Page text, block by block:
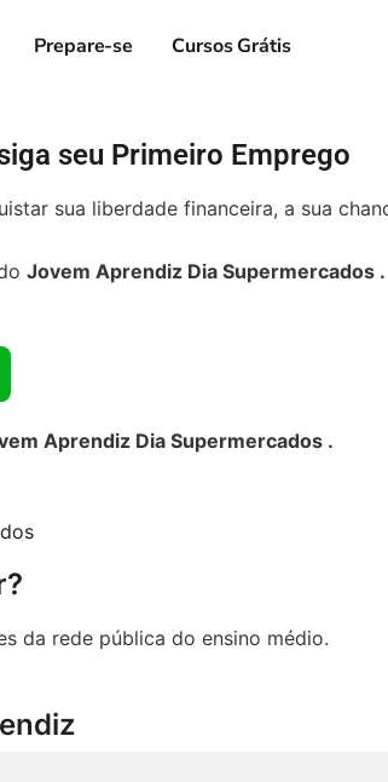
Prepare-se Cursos Grátis
seu Primeiro Emprego
sua liberdade financeira, a sua
Jovem Aprendiz Dia Supermercados .
Aprendiz Dia Supermercados .
da rede pública do ensino médio.